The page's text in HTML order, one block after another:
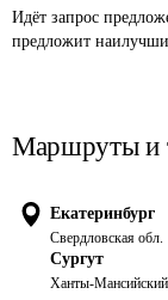
Идёт запрос
предложит
Маршруты и
Екатеринбург
Свердловская обл.
Сургут
Ханты-